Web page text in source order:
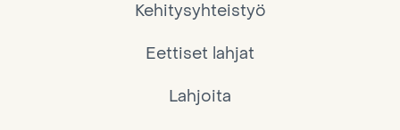
Kehitysyhteistyö
Eettiset lahjat
Lahjoita